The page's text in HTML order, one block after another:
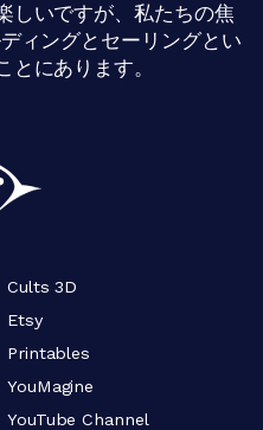
しいですが、私たちの焦
ィングとセーリングとい
とにあります。
Cults 3D
Etsy
Printables
YouMagine
YouTube Channel